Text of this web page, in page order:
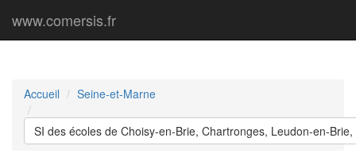
www.comersis.fr
Accueil Seine-et-Marne
SI des écoles de Choisy-en-Brie, Chartronges, Leudon-en-